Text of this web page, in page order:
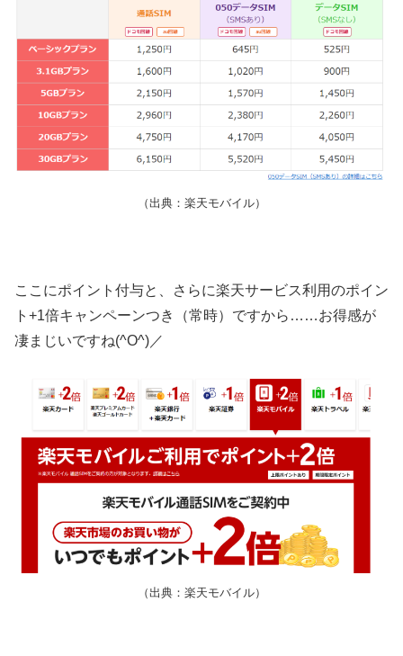
（出典：楽天モバイル）
ここにポイント付与と、さらに楽天サービス利用のポイン
ト+1倍キャンペーンつき（常時）ですから……お得感が
凄まじいですね(^O^)／
（出典：楽天モバイル）